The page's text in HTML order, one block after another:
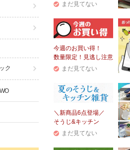
まだ見てない
今週のお買い得！
数量限定！見逃し注意
まだ見てない
＼新商品6点登場／
そうじ&キッチン
まだ見てない
ク